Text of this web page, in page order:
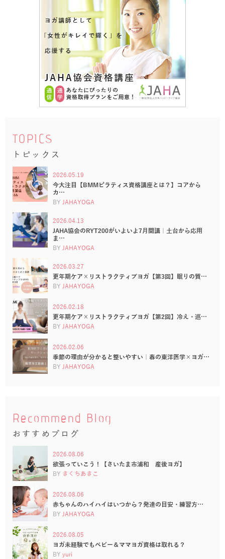
TOPICS
トピックス
2026.05.19
今大注目【BMMピラティス資格講座とは？】コアから
カ…
BY JAHAYOGA
2026.04.13
JAHA協会のRYT200がいよいよ7月開講｜土台から応用
ま…
BY JAHAYOGA
2026.03.27
更年期ケア×リストラクティブヨガ【第3回】眠りの質…
BY JAHAYOGA
2026.02.18
更年期ケア×リストラクティブヨガ【第2回】冷え・巡…
BY JAHAYOGA
2026.02.06
季節の理由が分かると整いやすい｜春の東洋医学×ヨガ…
BY JAHAYOGA
Recommend Blog
おすすめブログ
2026.08.06
欲張っていこう！【さいたま市浦和 産後ヨガ】
BY きくちあきこ
2026.08.06
赤ちゃんのハイハイはいつから？発達の目安・練習方…
BY JAHAYOGA
2026.08.05
ヨガ未経験でもベビー＆ママヨガ資格は取れる？
BY yuri